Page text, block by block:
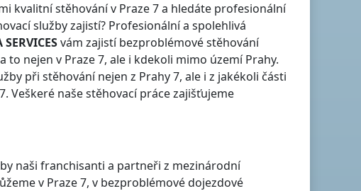
kvalitní stěhovánív Praze 7a hledáte profesionální
služby zajistí? Profesionální a spolehlivá
SERVICESvám zajistí bezproblémové stěhování
to nejen v Praze 7, ale i kdekoli mimo území Prahy.
při stěhování nejen z Prahy 7, ale i z jakékoli části
. Veškeré naše stěhovací práce zajišťujeme
naši franchisanti a partneři z mezinárodní
v Praze 7, v bezproblémové dojezdové